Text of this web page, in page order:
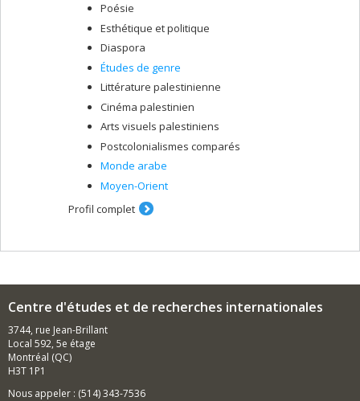
Poésie
Esthétique et politique
Diaspora
Études de genre
Littérature palestinienne
Cinéma palestinien
Arts visuels palestiniens
Postcolonialismes comparés
Monde arabe
Moyen-Orient
Profil complet
Centre d'études et de recherches internationales
3744, rue Jean-Brillant
Local 592, 5e étage
Montréal (QC)
H3T 1P1
Nous appeler : (514) 343-7536